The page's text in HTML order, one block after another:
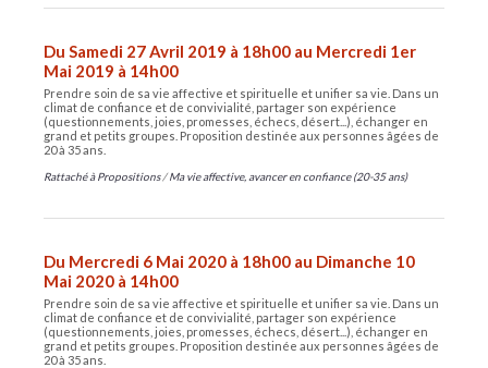
Du Samedi 27 Avril 2019 à 18h00 au Mercredi 1er
Mai 2019 à 14h00
Prendre soin de sa vie affective et spirituelle et unifier sa vie. Dans un
climat de confiance et de convivialité, partager son expérience
(questionnements, joies, promesses, échecs, désert...), échanger en
grand et petits groupes. Proposition destinée aux personnes âgées de
20 à 35 ans.
Rattaché à Propositions /Ma vie affective, avancer en confiance (20-35 ans)
Du Mercredi 6 Mai 2020 à 18h00 au Dimanche 10
Mai 2020 à 14h00
Prendre soin de sa vie affective et spirituelle et unifier sa vie. Dans un
climat de confiance et de convivialité, partager son expérience
(questionnements, joies, promesses, échecs, désert...), échanger en
grand et petits groupes. Proposition destinée aux personnes âgées de
20 à 35 ans.